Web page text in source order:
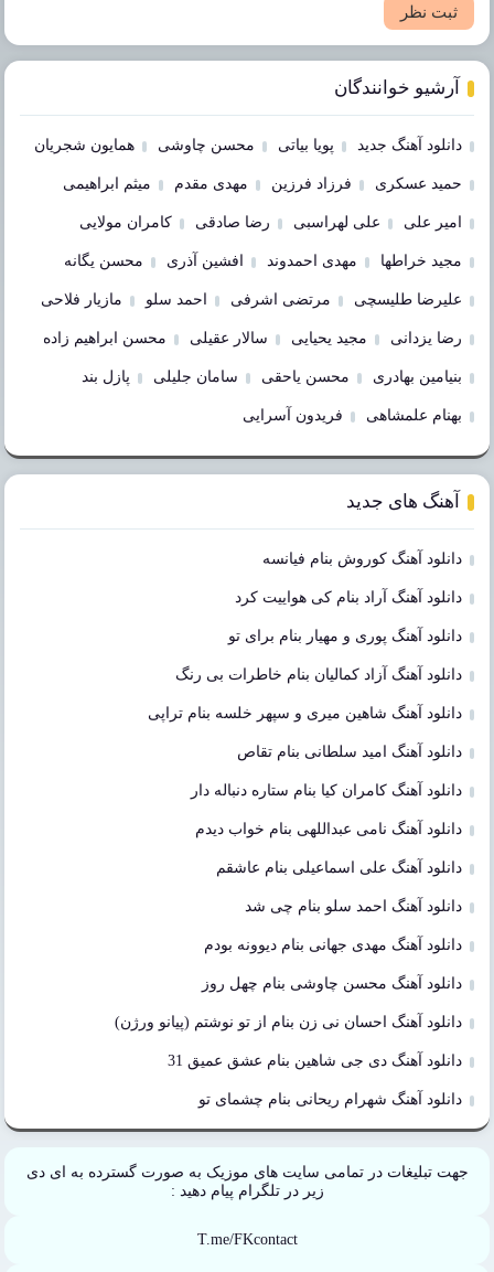
ثبت نظر
آرشیو خوانندگان
دانلود آهنگ جدید پویا بیاتی محسن چاوشی همایون شجریان
حمید عسکری فرزاد فرزین مهدی مقدم میثم ابراهیمی
امیر علی علی لهراسبی رضا صادقی کامران مولایی
مجید خراطها مهدی احمدوند افشین آذری محسن یگانه
علیرضا طلیسچی مرتضی اشرفی احمد سلو مازیار فلاحی
رضا یزدانی مجید یحیایی سالار عقیلی محسن ابراهیم زاده
بنیامین بهادری محسن یاحقی سامان جلیلی پازل بند
بهنام علمشاهی فریدون آسرایی
آهنگ های جدید
دانلود آهنگ کوروش بنام فیانسه
دانلود آهنگ آراد بنام کی هواییت کرد
دانلود آهنگ پوری و مهیار بنام برای تو
دانلود آهنگ آزاد کمالیان بنام خاطرات بی رنگ
دانلود آهنگ شاهین میری و سپهر خلسه بنام تراپی
دانلود آهنگ امید سلطانی بنام تقاص
دانلود آهنگ کامران کیا بنام ستاره دنباله دار
دانلود آهنگ نامی عبداللهی بنام خواب دیدم
دانلود آهنگ علی اسماعیلی بنام عاشقم
دانلود آهنگ احمد سلو بنام چی شد
دانلود آهنگ مهدی جهانی بنام دیوونه بودم
دانلود آهنگ محسن چاوشی بنام چهل روز
دانلود آهنگ احسان نی زن بنام از تو نوشتم (پیانو ورژن)
دانلود آهنگ دی جی شاهین بنام عشق عمیق 31
دانلود آهنگ شهرام ریحانی بنام چشمای تو
جهت تبلیغات در تمامی سایت های موزیک به صورت گسترده به ای دی
زیر در تلگرام پیام دهید :
T.me/FKcontact